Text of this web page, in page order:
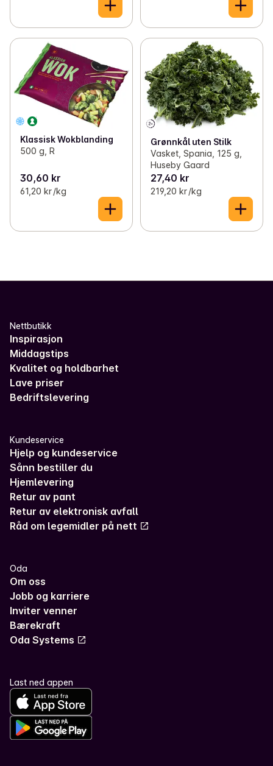
Klassisk Wokblanding
500 g, R
30,60 kr
61,20 kr /kg
Grønnkål uten Stilk
Vasket, Spania, 125 g,
Huseby Gaard
27,40 kr
219,20 kr /kg
Nettbutikk
Inspirasjon
Middagstips
Kvalitet og holdbarhet
Lave priser
Bedriftslevering
Kundeservice
Hjelp og kundeservice
Sånn bestiller du
Hjemlevering
Retur av pant
Retur av elektronisk avfall
Råd om legemidler på nett
Oda
Om oss
Jobb og karriere
Inviter venner
Bærekraft
Oda Systems
Last ned appen